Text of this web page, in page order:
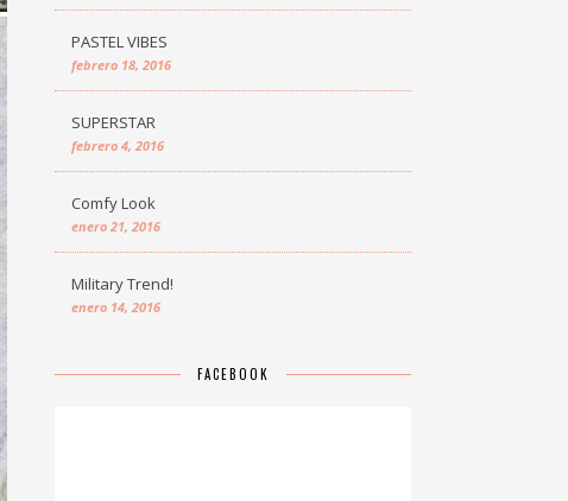
PASTEL VIBES
febrero 18, 2016
SUPERSTAR
febrero 4, 2016
Comfy Look
enero 21, 2016
Military Trend!
enero 14, 2016
FACEBOOK